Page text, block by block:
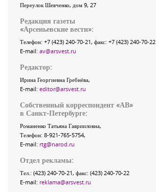
Переулок Шевченко, дом 9, 27
Редакция газеты
«Арсеньевские вести»:
Телефон: +7 (423) 240-70-21, факс: +7 (423) 240-70-22
E-mail: av@arsvest.ru
Редактор:
Ирина Георгиевна Гребнёва,
E-mail: editor@arsvest.ru
Собственный корреспондент «АВ»
в Санкт-Петербурге:
Романенко Татьяна Гаврииловна,
Телефон: 8-921-765-5754,
E-mail: rtg@narod.ru
Отдел рекламы:
Тел.: (423) 240-70-21, факс: (423) 240-70-22
E-mail: reklama@arsvest.ru